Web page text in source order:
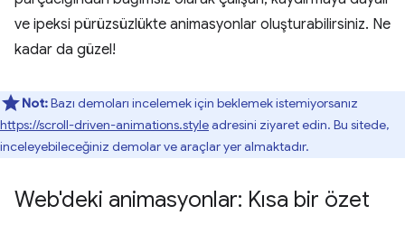
ve ipeksi pürüzsüzlükte animasyonlar oluşturabilirsiniz. Ne
kadar da güzel!
Not:Bazı demoları incelemek için beklemek istemiyorsanız
https://scroll-driven-animations.styleadresini ziyaret edin. Bu sitede,
inceleyebileceğiniz demolar ve araçlar yer almaktadır.
Web'deki animasyonlar: Kısa bir özet